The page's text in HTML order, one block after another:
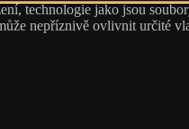
technologie jako jsou
nepříznivě ovlivnit určité